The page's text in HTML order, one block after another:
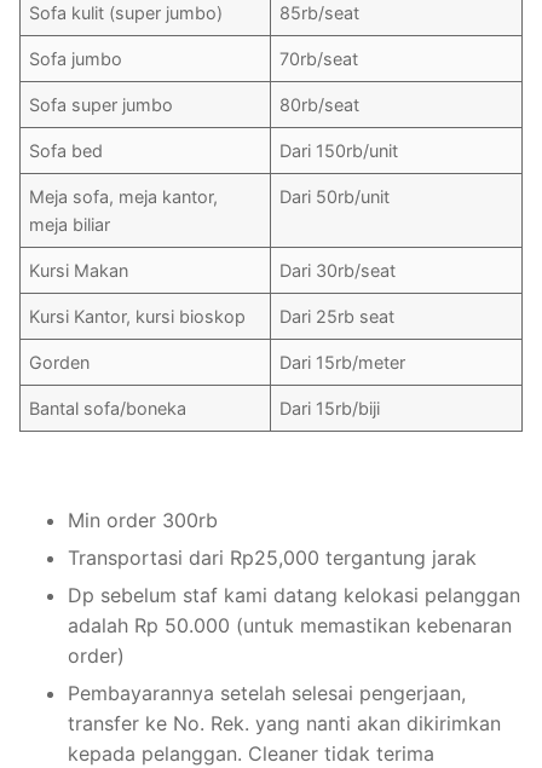
Sofa kulit (super jumbo)
85rb/seat
Sofa jumbo 70rb/seat
Sofa super jumbo 80rb/seat
Sofa bed Dari 150rb/unit
Meja sofa, meja kantor,
meja biliar
Dari 50rb/unit
Kursi Makan Dari 30rb/seat
Kursi Kantor, kursi bioskop Dari 25rb seat
Gorden Dari 15rb/meter
Bantal sofa/boneka Dari 15rb/biji
Min order 300rb
Transportasi dari Rp25,000 tergantung jarak
Dp sebelum staf kami datang kelokasi pelanggan
adalah Rp 50.000 (untuk memastikan kebenaran
order)
Pembayarannya setelah selesai pengerjaan,
transfer ke No. Rek. yang nanti akan dikirimkan
kepada pelanggan. Cleaner tidak terima